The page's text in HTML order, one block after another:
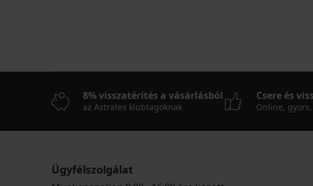
8% visszatérítés a vásárlásból
az Astratex klubtagoknak
Csere és
Online,
Ügyfélszolgálat